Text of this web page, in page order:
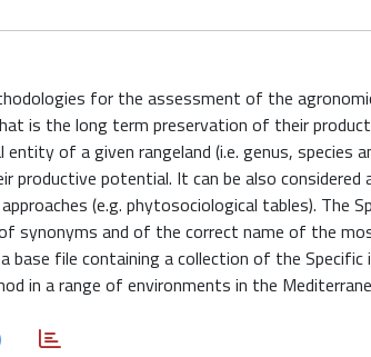
for the assessment of the
is the long term preservation of their
of a given rangeland (i.e. genus, species
productive potential. It can be also
(e.g. phytosociological tables). The
synonyms and of the correct name of the
base file containing a collection of the Specific
in a range of environments in the